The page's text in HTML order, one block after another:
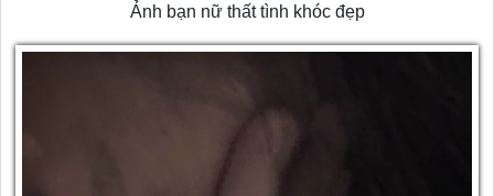
Ảnh bạn nữ thất tình khóc đẹp